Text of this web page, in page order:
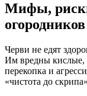
Мифы,
огородников
Черви не едят
Им вредны кислые,
перекопка и
«чистота до